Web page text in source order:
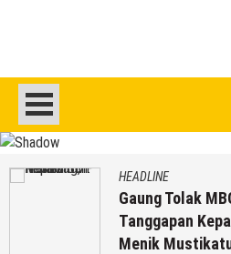
HEADLINE
Gaung Tolak
Tanggapan
Menik